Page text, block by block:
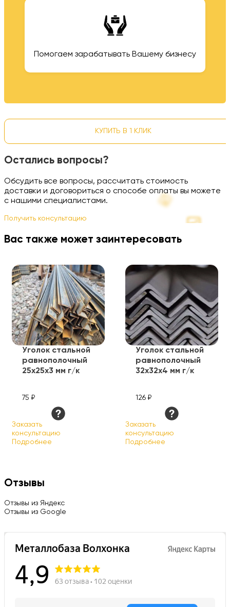
Помогаем зарабатывать Вашему бизнесу
КУПИТЬ В 1 КЛИК
Остались вопросы?
Обсудить все вопросы, рассчитать стоимость
доставки и договориться о способе оплаты вы можете
с нашими специалистами.
Получить консультацию
Вас также может заинтересовать
Уголок стальной
равнополочный
25х25х3 мм г/к
75 ₽
Заказать
консультацию
Подробнее
Уголок стальной
равнополочный
32х32х4 мм г/к
126 ₽
Заказать
консультацию
Подробнее
Отзывы
Отзывы из Яндекс
Отзывы из Google